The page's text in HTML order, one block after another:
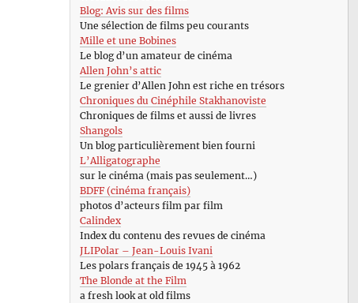
Blog: Avis sur des films
Une sélection de films peu courants
Mille et une Bobines
Le blog d’un amateur de cinéma
Allen John’s attic
Le grenier d’Allen John est riche en trésors
Chroniques du Cinéphile Stakhanoviste
Chroniques de films et aussi de livres
Shangols
Un blog particulièrement bien fourni
L’Alligatographe
sur le cinéma (mais pas seulement…)
BDFF (cinéma français)
photos d’acteurs film par film
Calindex
Index du contenu des revues de cinéma
JLIPolar – Jean-Louis Ivani
Les polars français de 1945 à 1962
The Blonde at the Film
a fresh look at old films